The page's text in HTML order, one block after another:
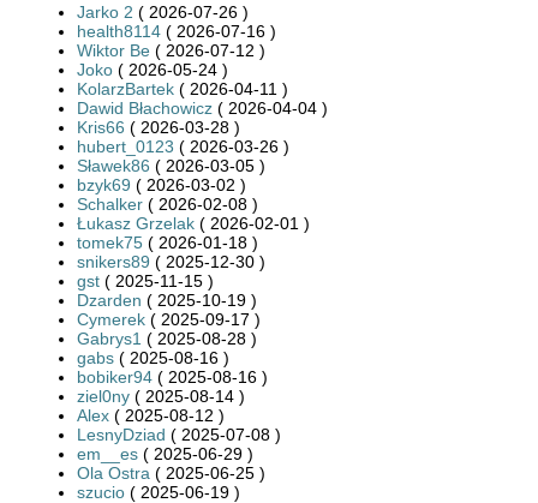
Jarko 2 ( 2026-07-26 )
health8114 ( 2026-07-16 )
Wiktor Be ( 2026-07-12 )
Joko ( 2026-05-24 )
KolarzBartek ( 2026-04-11 )
Dawid Błachowicz ( 2026-04-04 )
Kris66 ( 2026-03-28 )
hubert_0123 ( 2026-03-26 )
Sławek86 ( 2026-03-05 )
bzyk69 ( 2026-03-02 )
Schalker ( 2026-02-08 )
Łukasz Grzelak ( 2026-02-01 )
tomek75 ( 2026-01-18 )
snikers89 ( 2025-12-30 )
gst ( 2025-11-15 )
Dzarden ( 2025-10-19 )
Cymerek ( 2025-09-17 )
Gabrys1 ( 2025-08-28 )
gabs ( 2025-08-16 )
bobiker94 ( 2025-08-16 )
ziel0ny ( 2025-08-14 )
Alex ( 2025-08-12 )
LesnyDziad ( 2025-07-08 )
em__es ( 2025-06-29 )
Ola Ostra ( 2025-06-25 )
szucio ( 2025-06-19 )